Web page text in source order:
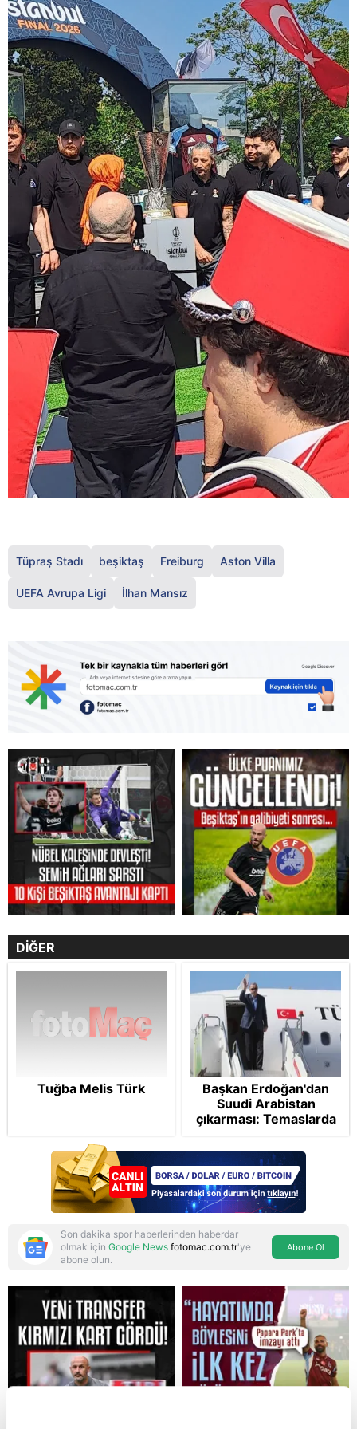
Reddet
Tüpraş Stadı beşiktaş Freiburg Aston Villa
UEFA Avrupa Ligi İlhan Mansız
DİĞER
Tuğba Melis Türk
Başkan Erdoğan'dan
Suudi Arabistan
çıkarması: Temaslarda
bulunacak
Son dakika spor haberlerinden haberdar
olmak için Google News fotomac.com.tr'ye
abone olun.
Abone Ol